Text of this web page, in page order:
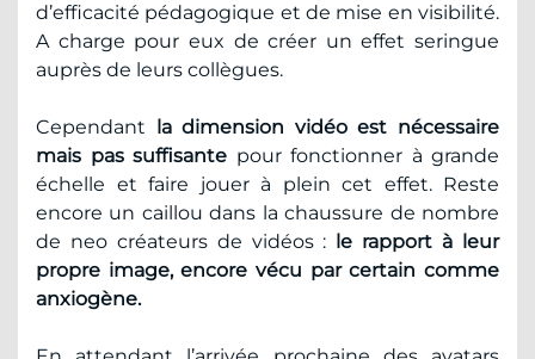
d’efficacité pédagogique et de mise en visibilité.
A charge pour eux de créer un effet seringue
auprès de leurs collègues.
Cependant
la dimension vidéo est nécessaire
mais pas suffisante pour fonctionner à grande
échelle et faire jouer à plein cet effet. Reste
encore un caillou dans la chaussure de nombre
de neo créateurs de vidéos :
le rapport à leur
propre image, encore vécu par certain comme
anxiogène.